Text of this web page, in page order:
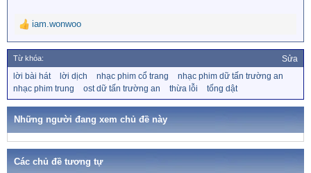
R
e
a
c
t
i
n
:
iam.wonwoo
Từ khóa: Sửa
h
lời bài hát lời dịch nhạc phim cổ trang
nhạc phim dữ tấn trường an
nhạc phim trung
ost dữ tấn trường an thừa lỗi tống dật
Những người đang xem chủ đề này
Các chủ đề tương tự